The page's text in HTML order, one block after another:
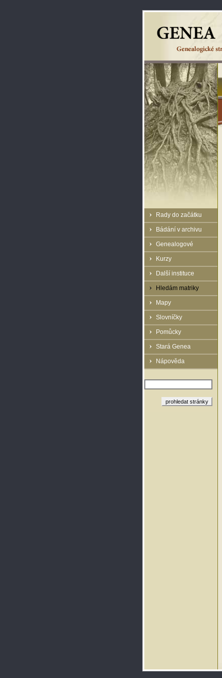
Rady do začátku
Bádání v archivu
Genealogové
Kurzy
Další instituce
Hledám matriky
Mapy
Slovníčky
Pomůcky
Stará Genea
Nápověda